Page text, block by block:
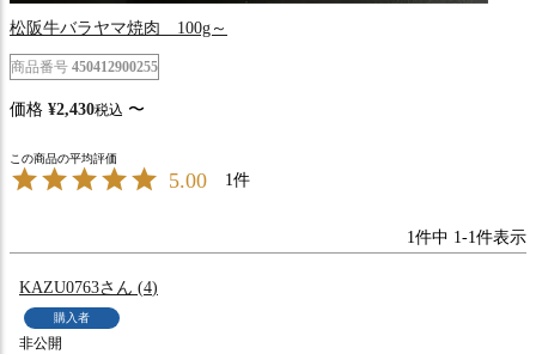
松阪牛バラヤマ焼肉 100g～
商品番号 450412900255
価格 ¥2,430税込 〜
5.00 1
1件中 1-1件表示
KAZU0763 4
購入者
非公開